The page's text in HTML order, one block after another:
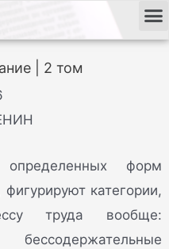
| 2 том
определенных форм
категории,
труда вообще: